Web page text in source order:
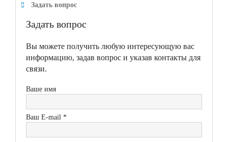
Задать вопрос
Задать вопрос
Вы можете получить любую интересующую вас
информацию, задав вопрос и указав контакты для
связи.
Ваше имя
Ваш E-mail *